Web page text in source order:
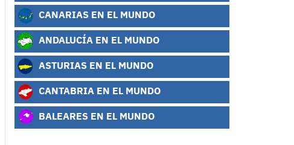
CANARIAS EN EL MUNDO
ANDALUCÍA EN EL MUNDO
ASTURIAS EN EL MUNDO
CANTABRIA EN EL MUNDO
BALEARES EN EL MUNDO